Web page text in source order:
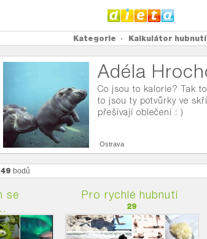
Kategorie Kalkulátor hubnutí
Adéla
Co jsou to kalorie? Tak
to jsou ty potvůrky ve
přešívají oblečení : )
Ostrava
bodů
se
Pro rychlé hubnutí
29